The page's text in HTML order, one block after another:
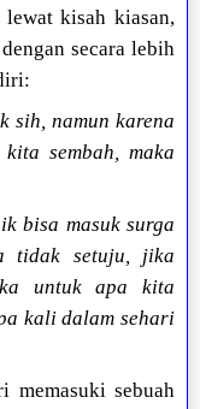
lewat kisah kiasan,
secara lebih
sih, namun karena
sembah, maka
bisa masuk surga
tidak setuju, jika
untuk apa kita
kali dalam sehari
memasuki sebuah